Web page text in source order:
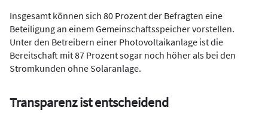
Insgesamt können sich 80 Prozent der Befragten eine
Beteiligung an einem Gemeinschaftsspeicher vorstellen.
Unter den Betreibern einer Photovoltaikanlage ist die
Bereitschaft mit 87 Prozent sogar noch höher als bei den
Stromkunden ohne Solaranlage.
Transparenz ist entscheidend